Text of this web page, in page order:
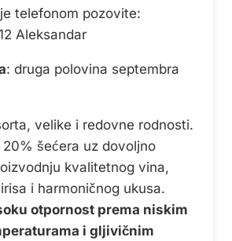
telefonom pozovite:
Aleksandar
: druga polovina septembra
velike i redovne rodnosti.
šećera uz dovoljno
kvalitetnog vina,
i harmoničnog ukusa.
otpornost prema niskim
i gljivičnim